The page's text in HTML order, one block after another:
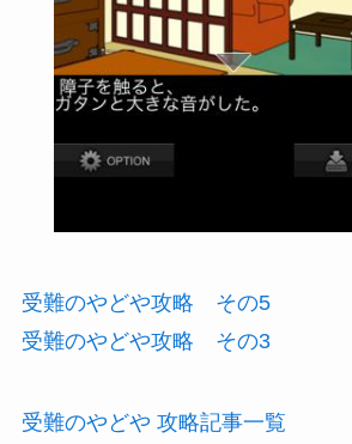
受難のやどや攻略 その5
受難のやどや攻略 その3
受難のやどや 攻略記事一覧